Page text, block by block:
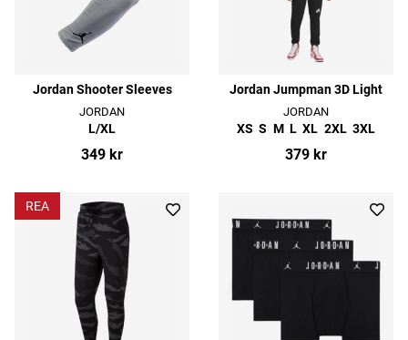
Jordan Shooter Sleeves
JORDAN
L/XL
349 kr
Jordan Jumpman 3D Light
JORDAN
XS S M L XL 2XL 3XL
379 kr
REA